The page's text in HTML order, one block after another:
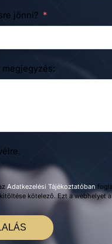
jönni?
Adatkezelési Tájékoztatóban
kötelező. Ezt a webhelyet a